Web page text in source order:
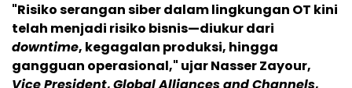
"Risiko serangan siber dalam lingkungan OT kini
telah menjadi risiko bisnis—diukur dari
downtime, kegagalan produksi, hingga
gangguan operasional," ujar Nasser Zayour,